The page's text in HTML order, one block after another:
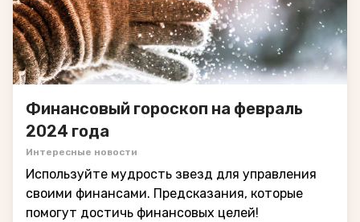
Финансовый гороскоп на февраль
2024 года
Интересные новости
Используйте мудрость звезд для управления
своими финансами. Предсказания, которые
помогут достичь финансовых целей!